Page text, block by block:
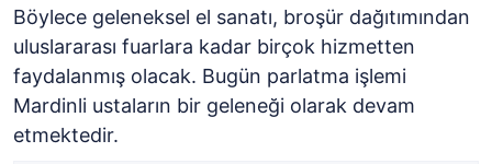
Böylece geleneksel el sanatı, broşür dağıtımından
uluslararası fuarlara kadar birçok hizmetten
faydalanmış olacak. Bugün parlatma işlemi
Mardinli ustaların bir geleneği olarak devam
etmektedir.